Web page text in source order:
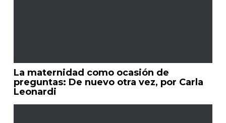
La maternidad como ocasión de
preguntas: De nuevo otra vez, por Carla
Leonardi